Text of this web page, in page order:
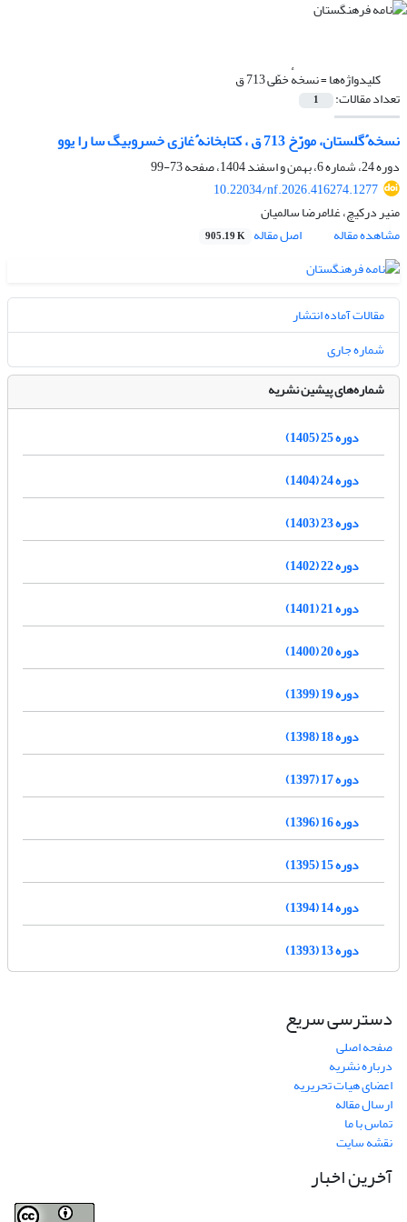
کلیدواژه‌ها =نسخهٔ خطّی 713 ق
تعداد مقالات: 1
نسخهٔگلستان، مورّخ 713 ق ، کتابخانه ٔغازی خسروبیگ سا را یوو
دوره 24، شماره 6، بهمن و اسفند 1404، صفحه
73-99
10.22034/nf.2026.416274.1277
منیر درکیچ، غلامرضا سالمیان
مشاهده مقاله
اصل مقاله 905.19 K
مقالات آماده انتشار
شماره جاری
شماره‌های پیشین نشریه
دوره 25 (1405)
دوره 24 (1404)
دوره 23 (1403)
دوره 22 (1402)
دوره 21 (1401)
دوره 20 (1400)
دوره 19 (1399)
دوره 18 (1398)
دوره 17 (1397)
دوره 16 (1396)
دوره 15 (1395)
دوره 14 (1394)
دوره 13 (1393)
دسترسی سریع
صفحه اصلی
درباره نشریه
اعضای هیات تحریریه
ارسال مقاله
تماس با ما
نقشه سایت
آخرین اخبار